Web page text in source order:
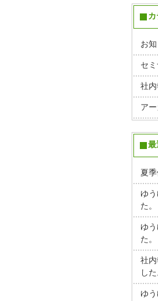
お
セ
社内
ア
最
夏
ゆ
た。
ゆ
た。
社内
した
ゆ